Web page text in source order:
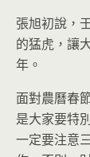
張旭初說，
的猛虎，讓
年。
面對農曆春
是大家要特
一定要注意